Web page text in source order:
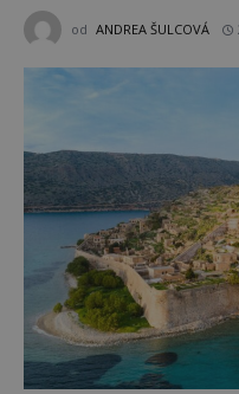
od ANDREA ŠULCOVÁ